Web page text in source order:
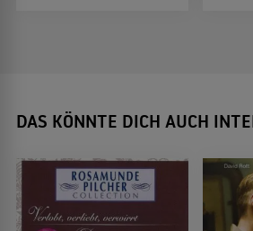
DAS KÖNNTE DICH AUCH